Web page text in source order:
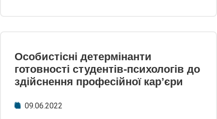
Особистісні детермінанти
готовності студентів-психологів до
здійснення професійної кар’єри
09.06.2022